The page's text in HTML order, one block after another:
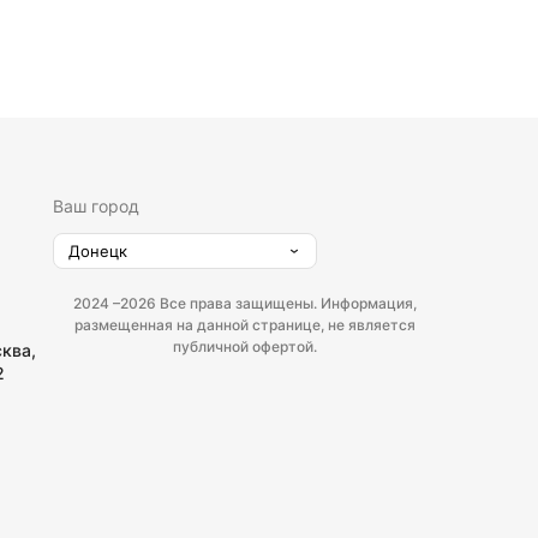
Ваш город
Донецк
2024 –2026 Все права защищены. Информация,
размещенная на данной странице, не является
публичной офертой.